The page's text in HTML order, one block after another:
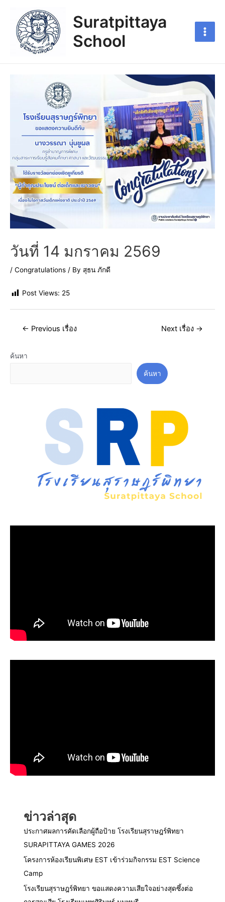
Suratpittaya
School
วันที่ 14 มกราคม 2569
/ Congratulations / By สุธน ภักดี
Post Views: 25
← Previous เรื่อง Next เรื่อง →
ค้นหา
ค้นหา
ข่าวล่าสุด
ประกาศผลการคัดเลือกผู้ถือป้าย โรงเรียนสุราษฎร์พิทยา
SURAPITTAYA GAMES 2026
โครงการห้องเรียนพิเศษ EST เข้าร่วมกิจกรรม EST Science
Camp
โรงเรียนสุราษฎร์พิทยา ขอแสดงความเสียใจอย่างสุดซึ้งต่อ